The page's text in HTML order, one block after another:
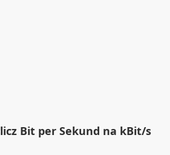
Bit per Sekund na kBit/s